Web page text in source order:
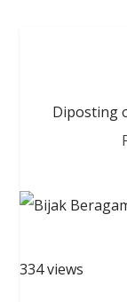
Diposting
334 views